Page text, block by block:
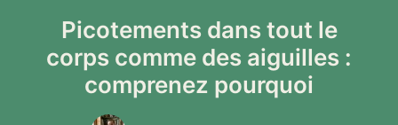
Picotements dans tout le
corps comme des aiguilles :
comprenez pourquoi